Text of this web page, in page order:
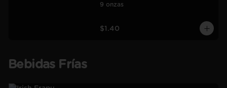
9 onzas
$1.40
Bebidas Frías